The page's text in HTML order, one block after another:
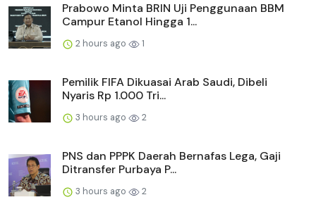
Prabowo Minta BRIN Uji Penggunaan BBM
Campur Etanol Hingga 1...
2 hours ago 1
Pemilik FIFA Dikuasai Arab Saudi, Dibeli
Nyaris Rp 1.000 Tri...
3 hours ago 2
PNS dan PPPK Daerah Bernafas Lega, Gaji
Ditransfer Purbaya P...
3 hours ago 2